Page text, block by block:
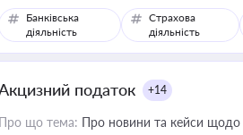
Банківська
діяльність
Страхова
діяльність
податок +14
Про що тема: Про новини та кейси щодо